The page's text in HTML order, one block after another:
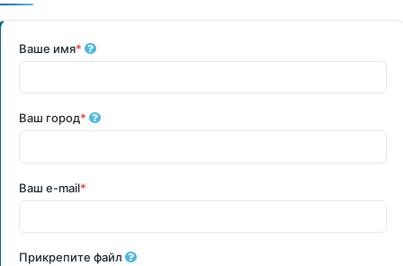
Ваше имя*
Ваш город*
Ваш e-mail*
Прикрепите файл